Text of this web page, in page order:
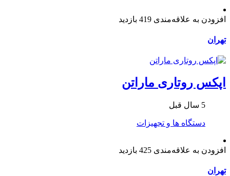
افزودن به علاقه‌مندی 419 بازدید
تهران
اپکس روتاری ماراتن
5 سال قبل
دستگاه ها و تجهیزات
افزودن به علاقه‌مندی 425 بازدید
تهران